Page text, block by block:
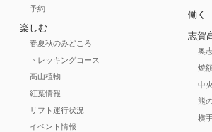
予約
楽しむ
春夏秋のみどころ
トレッキングコース
高山植物
紅葉情報
リフト運行状況
イベント情報
働く
志賀
奥
焼
中
熊
横